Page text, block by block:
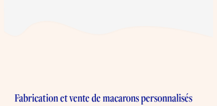
Fabrication et vente de macarons personnalisés